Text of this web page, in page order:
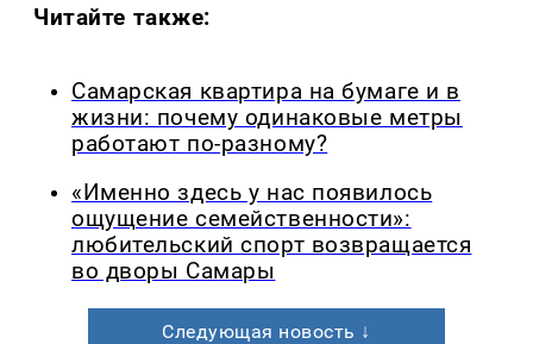
Читайте также:
Самарская квартира на бумаге и в
жизни: почему одинаковые метры
работают по-разному?
«Именно здесь у нас появилось
ощущение семейственности»:
любительский спорт возвращается
во дворы Самары
Следующая новость ↓